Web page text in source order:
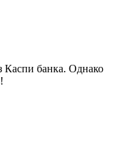
Каспи банка. Однако